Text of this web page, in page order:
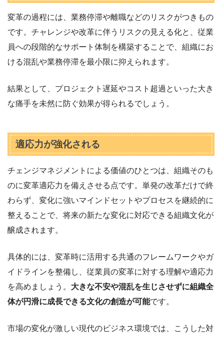
変革の過程には、業務停滞や離職などのリスクがつきもの
です。チャレンジや改革に伴うリスクの見える化と、従業
員への段階的なサポート体制を構築することで、組織にお
ける混乱や業務停滞を最小限に抑えられます。
結果として、プロジェクト遅延やコスト超過といった大き
な痛手を未然に防ぐ効果が得られるでしょう。
適応力が強化される
チェンジマネジメントによる価値のひとつは、組織そのも
のに変革適応力を備えさせる点です。単発の改革だけで終
わらず、変化に強いマインドセットやプロセスを継続的に
整えることで、将来の新たな変化に対応できる組織文化が
醸成されます。
具体的には、変革時に活用する共通のフレームワークやガ
イドラインを整備し、従業員の変革に対する理解や適応力
を高めましょう。 大きな不安や混乱を生じさせずに組織全
体が円滑に成長できる文化の創造が可能です。
市場の変化が激しい現代のビジネス環境では、こうした対